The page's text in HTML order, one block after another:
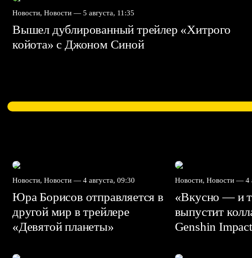
Новости, Новости — 5 августа, 11:35
Вышел дублированный трейлер «Хитрого
койота» с Джоном Синой
Новости, Новости — 4 августа, 09:30
Юра Борисов отправляется в
другой мир в трейлере
«Девятой планеты»
Новости, Новости — 4
«Вкусно — и
выпустит
Genshin Impact⁠⁠